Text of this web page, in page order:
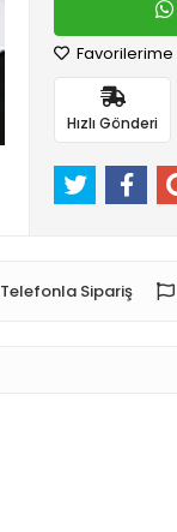
Favorilerime
Hızlı Gönderi
Telefonla Sipariş